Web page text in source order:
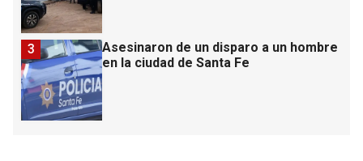
Asesinaron de un disparo a un hombre
en la ciudad de Santa Fe
3